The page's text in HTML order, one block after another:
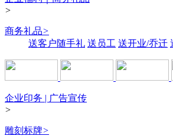
>
商务礼品>
送客户随手礼 送员工 送开业/乔迁
企业印务 | 广告宣传
>
雕刻标牌>